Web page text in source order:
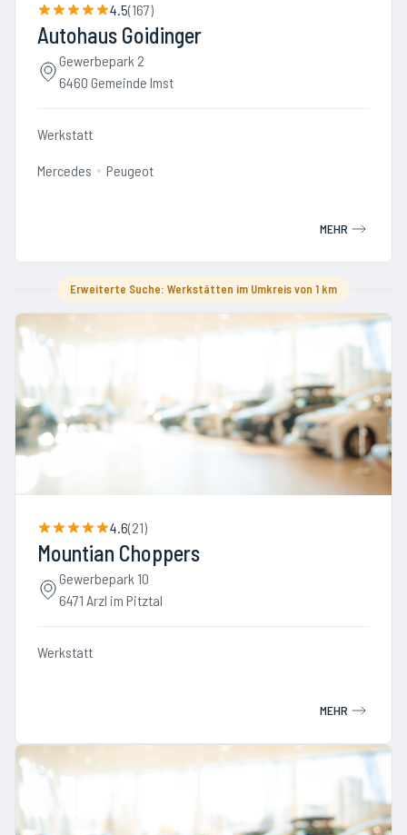
4.5(167)
Autohaus Goidinger
Gewerbepark 2
6460 Gemeinde Imst
Werkstatt
Mercedes Peugeot
MEHR
Erweiterte Suche: Werkstätten im Umkreis von 1 km
4.6(21)
Mountian Choppers
Gewerbepark 10
6471 Arzl im Pitztal
Werkstatt
MEHR